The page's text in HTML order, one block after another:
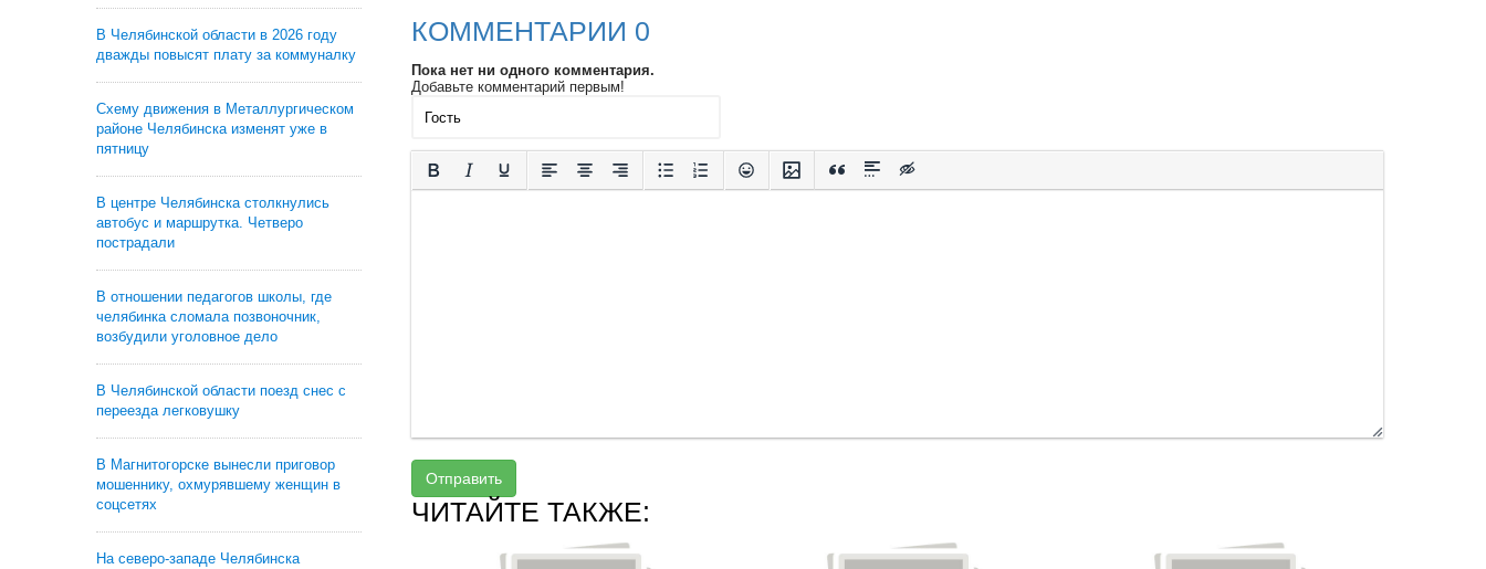
В Челябинской области в 2026 году
дважды повысят плату за коммуналку
Схему движения в Металлургическом
районе Челябинска изменят уже в
пятницу
В центре Челябинска столкнулись
автобус и маршрутка. Четверо
пострадали
В отношении педагогов школы, где
челябинка сломала позвоночник,
возбудили уголовное дело
В Челябинской области поезд снес с
переезда легковушку
В Магнитогорске вынесли приговор
мошеннику, охмурявшему женщин в
соцсетях
На северо-западе Челябинска
КОММЕНТАРИИ 0
Пока нет ни одного комментария.
Добавьте комментарий первым!
Отправить
ЧИТАЙТЕ ТАКЖЕ: